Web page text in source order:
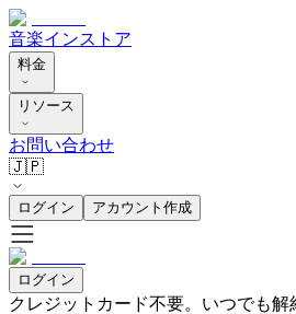
音楽インストア
料金
リソース
お問い合わせ
🇯🇵
ログイン アカウント作成
ログイン
クレジットカード不要。いつでも解